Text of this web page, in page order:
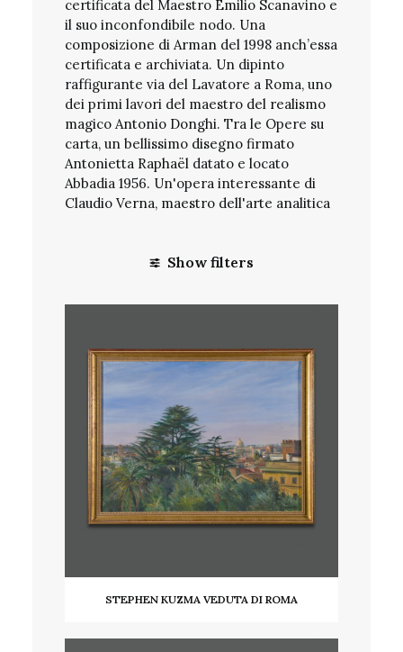
certificata del Maestro Emilio Scanavino e
il suo inconfondibile nodo. Una
composizione di Arman del 1998 anch’essa
certificata e archiviata. Un dipinto
raffigurante via del Lavatore a Roma, uno
dei primi lavori del maestro del realismo
magico Antonio Donghi. Tra le Opere su
carta, un bellissimo disegno firmato
Antonietta Raphaël datato e locato
Abbadia 1956. Un'opera interessante di
Claudio Verna, maestro dell'arte analitica
Show filters
STEPHEN KUZMA VEDUTA DI ROMA